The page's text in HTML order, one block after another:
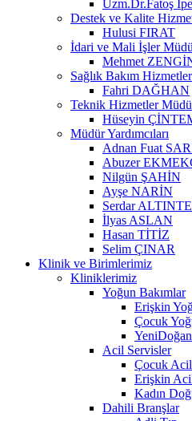
Uzm.Dr.Fatoş
Destek ve Kalite
Hulusi FIRAT
İdari ve Mali İşler
Mehmet
Sağlık Bakım
Fahri DAĞHAN
Teknik Hizmetler
Hüseyin
Müdür Yardımcıları
Adnan Fuat
Abuzer
Nilgün ŞAHİN
Ayşe NARİN
Serdar
İlyas ASLAN
Hasan TİTİZ
Selim ÇINAR
Klinik ve Birimlerimiz
Kliniklerimiz
Yoğun Bakımlar
Erişkin
Çocuk
Acil Servisler
Çocuk Acil
Erişkin
Kadın
Dahili Branşlar